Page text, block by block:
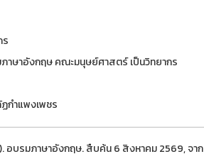
าษาอังกฤษ คณะมนุษย์ศาสตร์ เป็นวิทยากร
กำแพงเพชร
อบรมภาษาอังกฤษ. สืบค้น 6 สิงหาคม 2569, จาก